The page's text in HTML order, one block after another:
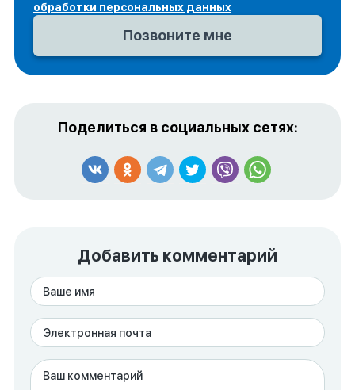
обработки персональных данных
Поделиться в социальных сетях:
Добавить комментарий